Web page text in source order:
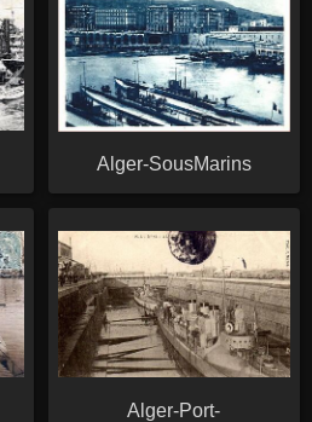
Alger-SousMarins
Alger-Port-